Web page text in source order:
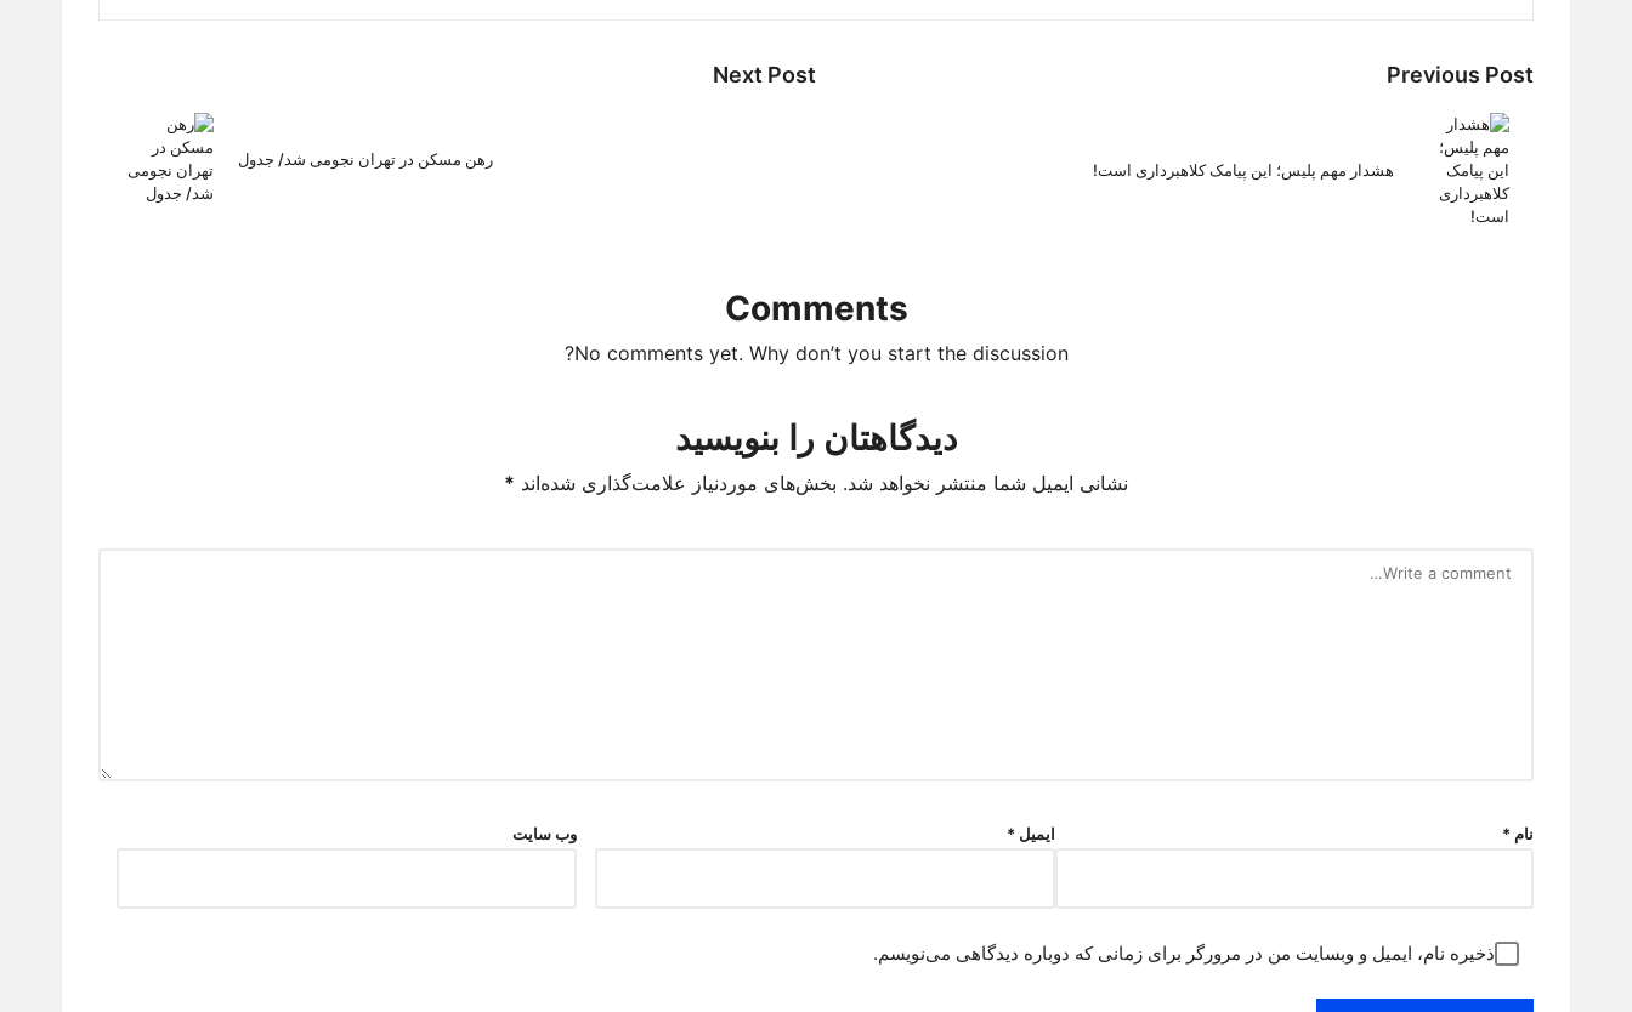
Post
navigation
Previous Post
هشدار مهم پلیس؛ این پیامک کلاهبرداری است!
Next Post
رهن مسکن در تهران نجومی شد/ جدول
Comments
No comments yet. Why don’t you start the discussion?
دیدگاهتان را بنویسید
نشانی ایمیل شما منتشر نخواهد شد. بخش‌های موردنیاز علامت‌گذاری شده‌اند *
نام * ایمیل * وب‌ سایت
ذخیره نام، ایمیل و وبسایت من در مرورگر برای زمانی که دوباره دیدگاهی می‌نویسم.